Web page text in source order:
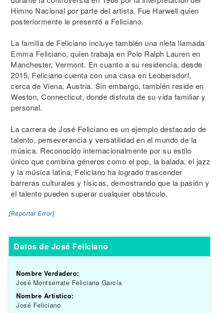
Himno Nacional por parte del artista. Fue Harwell quien
posteriormente le presentó a Feliciano.
La familia de Feliciano incluye también una nieta llamada
Emma Feliciano, quien trabaja en Polo Ralph Lauren en
Manchester, Vermont. En cuanto a su residencia, desde
2015, Feliciano cuenta con una casa en Leobersdorf,
cerca de Viena, Austria. Sin embargo, también reside en
Weston, Connecticut, donde disfruta de su vida familiar y
personal.
La carrera de José Feliciano es un ejemplo destacado de
talento, perseverancia y versatilidad en el mundo de la
música. Reconocido internacionalmente por su estilo
único que combina géneros como el pop, la balada, el jazz
y la música latina, Feliciano ha logrado trascender
barreras culturales y físicas, demostrando que la pasión y
el talento pueden superar cualquier obstáculo.
[Reportar Error]
Datos de José Feliciano
Nombre Verdadero:
José Montserrate Feliciano García
Nombre Artístico:
José Feliciano